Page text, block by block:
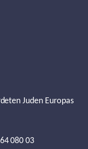
Juden Europas
080 03